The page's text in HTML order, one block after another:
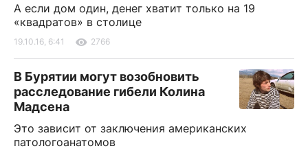
А если дом один, денег хватит только на 19
«квадратов» в столице
19.10.16, 6:41 2766
В Бурятии могут возобновить
расследование гибели Колина
Мадсена
Это зависит от заключения американских
патологоанатомов